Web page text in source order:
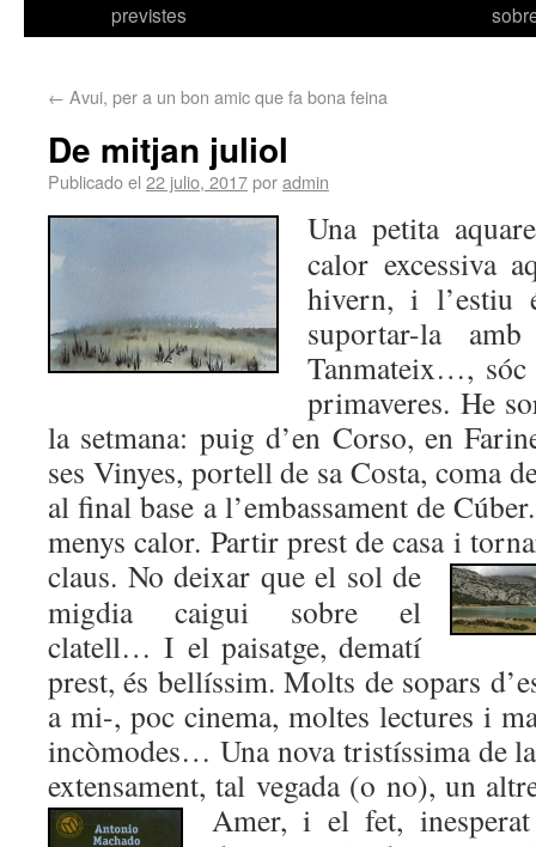
previstes
← Avui, per a un bon amic que fa bona feina
De mitjan juliol
Publicado el 22 julio, 2017poradmin
Una petita
calor excessiva
hivern, i l’estiu
suportar-la
Tanmateix…, sóc
primaveres. He
la setmana: puig d’en Corso, en
ses Vinyes, portell de sa Costa, coma
al final base a l’embassament de
menys calor. Partir prest de casa i
claus. No deixar que el sol de
migdia caigui sobre el
clatell… I el paisatge, dematí
prest, és bellíssim. Molts de sopars
a mi-, poc cinema, moltes lectures i
incòmodes… Una nova tristíssima de
extensament, tal vegada (o no), un
Amer, i el fet,